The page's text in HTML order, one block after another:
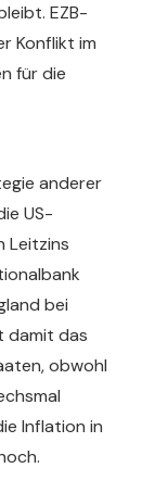
EZB-
Konflikt im
für die
anderer
US-
Leitzins
bei
damit das
obwohl
Inflation in